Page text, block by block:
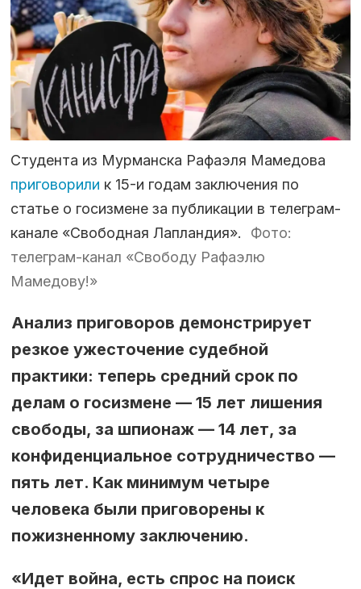
Студента из Мурманска Рафаэля Мамедова
приговорили к 15-и годам заключения по
статье о госизмене за публикации в телеграм-
канале «Свободная Лапландия».
Фото:
телеграм-канал «Свободу Рафаэлю
Мамедову!»
Анализ приговоров демонстрирует
резкое ужесточение судебной
практики: теперь средний срок по
делам о госизмене — 15 лет лишения
свободы, за шпионаж — 14 лет, за
конфиденциальное сотрудничество —
пять лет. Как минимум четыре
человека были приговорены к
пожизненному заключению.
«Идет война, есть спрос на поиск